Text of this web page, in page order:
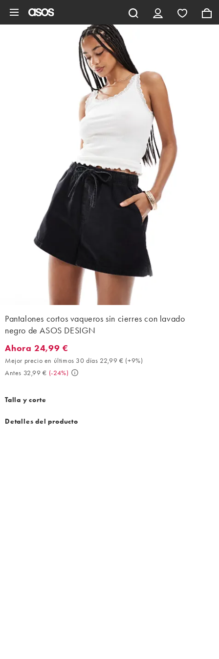
Pantalones cortos vaqueros sin cierres con lavado
negro de ASOS DESIGN
Ahora 24,99 €. Mejor precio en últimos 30 días 22,99 € (+9%).
Ahora 24,99 €
Mejor precio en últimos 30 días 22,99 € (+9%)
Antes 32,99 € (-24%)
Talla y corte
Detalles del producto